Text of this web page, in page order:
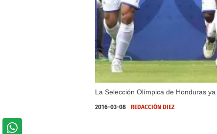
La Selección Olímpica de Honduras
2016-03-08 REDACCIÓN DIEZ